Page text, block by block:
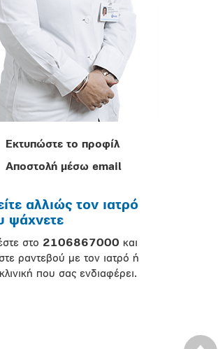
Εκτυπώστε το προφίλ
Αποστολή μέσω email
αλλιώς τον ιατρό
ψάχνετε
στο 2106867000 και
ραντεβού με τον ιατρό ή
που σας ενδιαφέρει.